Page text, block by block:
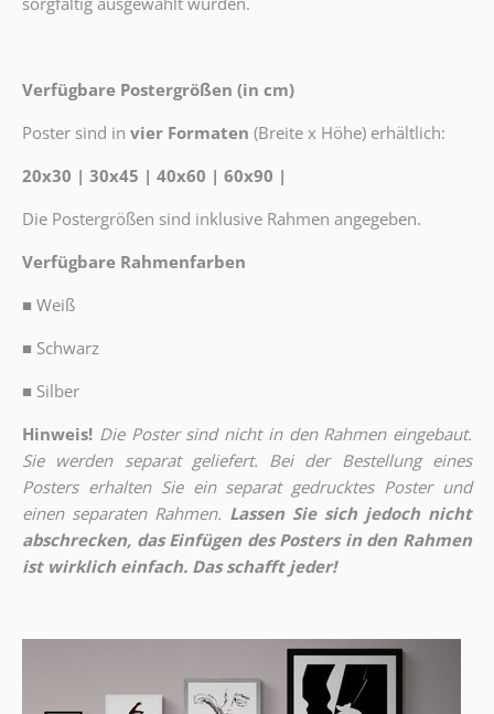
Verfügbare Postergrößen (in cm)
Poster sind in vier Formaten (Breite x Höhe) erhältlich:
20x30 | 30x45 | 40x60 | 60x90 |
Die Postergrößen sind inklusive Rahmen angegeben.
Verfügbare Rahmenfarben
■ Weiß
■ Schwarz
■ Silber
Hinweis! Die Poster sind nicht in den Rahmen eingebaut.
Sie werden separat geliefert. Bei der Bestellung eines
Posters erhalten Sie ein separat gedrucktes Poster und
einen separaten Rahmen. Lassen Sie sich jedoch nicht
abschrecken, das Einfügen des Posters in den Rahmen
ist wirklich einfach. Das schafft jeder!